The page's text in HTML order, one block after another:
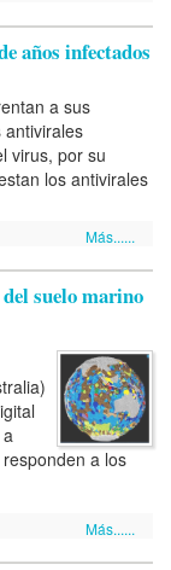
años infectados
a sus
antivirales
virus, por su
los antivirales
Más......
suelo marino
a los
Más......